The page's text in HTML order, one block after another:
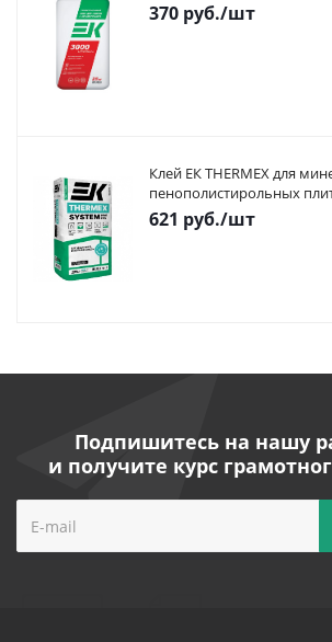
370 руб./шт
Клей ЕК THERMEX для
пенополистирольных
621 руб./шт
Подпишитесь на нашу
и получите курс